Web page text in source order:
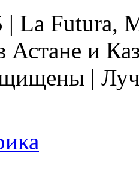
La Futura,
Астане и
|